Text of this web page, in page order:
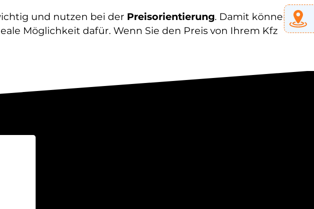
und nutzen bei der Preisorientierung. Damit können
Möglichkeit dafür. Wenn Sie den Preis von Ihrem Kfz